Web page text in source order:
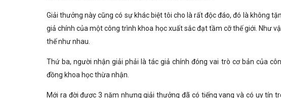
Giải thưởng này cũng có sự khác biệt tôi cho là rất độc đáo, đó là không
giả chính của một công trình khoa học xuất sắc đạt tầm cỡ thế giới. Như
thế như nhau.
Thứ ba, người nhận giải phải là tác giả chính đóng vai trò cơ bản của
đồng khoa học thừa nhận.
Mới ra đời được 3 năm nhưng giải thưởng đã có tiếng vang và có uy tín